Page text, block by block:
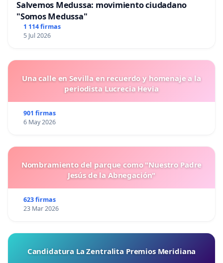
Salvemos Medussa: movimiento ciudadano
"Somos Medussa"
1 114 firmas
5 Jul 2026
Una calle en Sevilla en recuerdo y homenaje a la
periodista Lucrecia Hevia
901 firmas
6 May 2026
Nombramiento del parque como "Nuestro Padre
Jesús de la Abnegación"
623 firmas
23 Mar 2026
Candidatura La Zentralita Premios Meridiana